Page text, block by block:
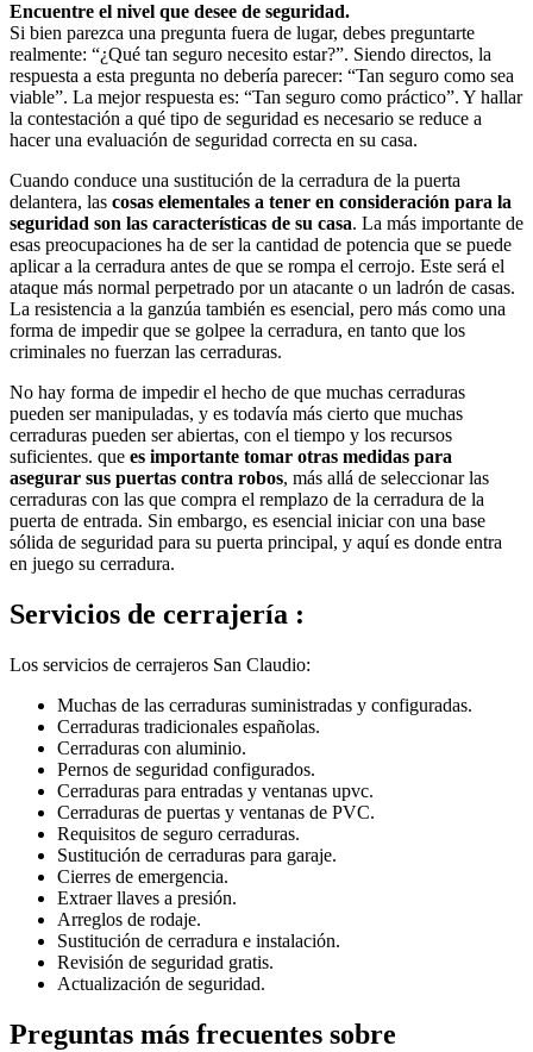
Encuentre el nivel que desee de seguridad.
Si bien parezca una pregunta fuera de lugar, debes preguntarte
realmente: “¿Qué tan seguro necesito estar?”. Siendo directos, la
respuesta a esta pregunta no debería parecer: “Tan seguro como sea
viable”. La mejor respuesta es: “Tan seguro como práctico”. Y hallar
la contestación a qué tipo de seguridad es necesario se reduce a
hacer una evaluación de seguridad correcta en su casa.
Cuando conduce una sustitución de la cerradura de la puerta
delantera, las cosas elementales a tener en consideración para la
seguridad son las características de su casa. La más importante de
esas preocupaciones ha de ser la cantidad de potencia que se puede
aplicar a la cerradura antes de que se rompa el cerrojo. Este será el
ataque más normal perpetrado por un atacante o un ladrón de casas.
La resistencia a la ganzúa también es esencial, pero más como una
forma de impedir que se golpee la cerradura, en tanto que los
criminales no fuerzan las cerraduras.
No hay forma de impedir el hecho de que muchas cerraduras
pueden ser manipuladas, y es todavía más cierto que muchas
cerraduras pueden ser abiertas, con el tiempo y los recursos
suficientes. que es importante tomar otras medidas para
asegurar sus puertas contra robos, más allá de seleccionar las
cerraduras con las que compra el remplazo de la cerradura de la
puerta de entrada. Sin embargo, es esencial iniciar con una base
sólida de seguridad para su puerta principal, y aquí es donde entra
en juego su cerradura.
Servicios de cerrajería :
Los servicios de cerrajeros San Claudio:
Muchas de las cerraduras suministradas y configuradas.
Cerraduras tradicionales españolas.
Cerraduras con aluminio.
Pernos de seguridad configurados.
Cerraduras para entradas y ventanas upvc.
Cerraduras de puertas y ventanas de PVC.
Requisitos de seguro cerraduras.
Sustitución de cerraduras para garaje.
Cierres de emergencia.
Extraer llaves a presión.
Arreglos de rodaje.
Sustitución de cerradura e instalación.
Revisión de seguridad gratis.
Actualización de seguridad.
Preguntas más frecuentes sobre